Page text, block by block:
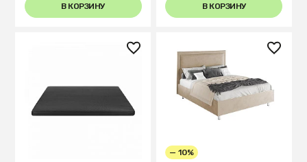
В КОРЗИНУ В КОРЗИНУ
— 10%